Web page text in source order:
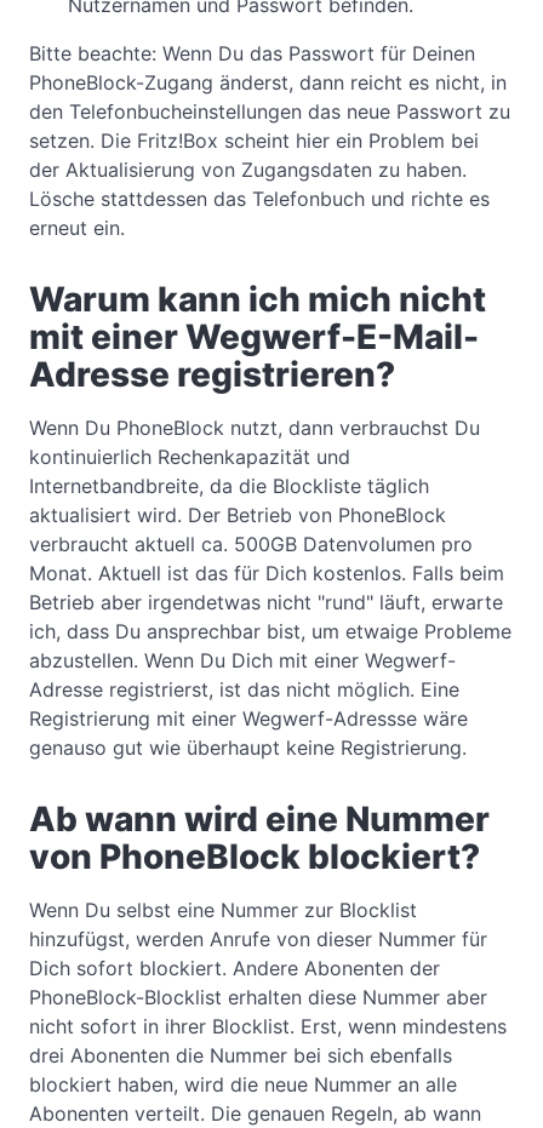
Bitte beachte: Wenn Du das Passwort für Deinen
PhoneBlock-Zugang änderst, dann reicht es nicht, in
den Telefonbucheinstellungen das neue Passwort zu
setzen. Die Fritz!Box scheint hier ein Problem bei
der Aktualisierung von Zugangsdaten zu haben.
Lösche stattdessen das Telefonbuch und richte es
erneut ein.
Warum kann ich mich nicht
mit einer Wegwerf-E-Mail-
Adresse registrieren?
Wenn Du PhoneBlock nutzt, dann verbrauchst Du
kontinuierlich Rechenkapazität und
Internetbandbreite, da die Blockliste täglich
aktualisiert wird. Der Betrieb von PhoneBlock
verbraucht aktuell ca. 500GB Datenvolumen pro
Monat. Aktuell ist das für Dich kostenlos. Falls beim
Betrieb aber irgendetwas nicht "rund" läuft, erwarte
ich, dass Du ansprechbar bist, um etwaige Probleme
abzustellen. Wenn Du Dich mit einer Wegwerf-
Adresse registrierst, ist das nicht möglich. Eine
Registrierung mit einer Wegwerf-Adressse wäre
genauso gut wie überhaupt keine Registrierung.
Ab wann wird eine Nummer
von PhoneBlock blockiert?
Wenn Du selbst eine Nummer zur Blocklist
hinzufügst, werden Anrufe von dieser Nummer für
Dich sofort blockiert. Andere Abonenten der
PhoneBlock-Blocklist erhalten diese Nummer aber
nicht sofort in ihrer Blocklist. Erst, wenn mindestens
drei Abonenten die Nummer bei sich ebenfalls
blockiert haben, wird die neue Nummer an alle
Abonenten verteilt. Die genauen Regeln, ab wann